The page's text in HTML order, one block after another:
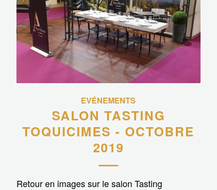
EVÉNEMENTS
SALON TASTING
TOQUICIMES - OCTOBRE
2019
Retour en images sur le salon Tasting